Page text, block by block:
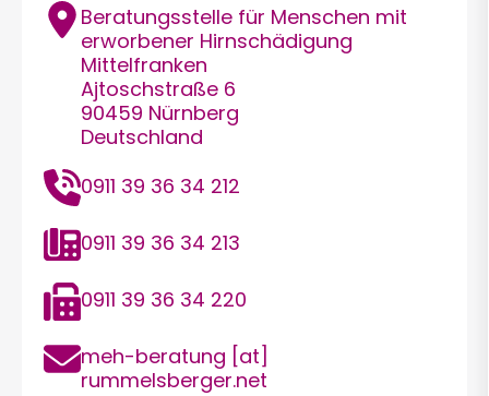
Adresse
Beratungsstelle für Menschen mit
erworbener Hirnschädigung
Mittelfranken
Ajtoschstraße 6
90459 Nürnberg
Deutschland
Telefon0911 39 36 34 212
Festnetz
0911 39 36 34 213
Telefax0911 39 36 34 220
E-
Mail
meh-beratung [at]
rummelsberger.net